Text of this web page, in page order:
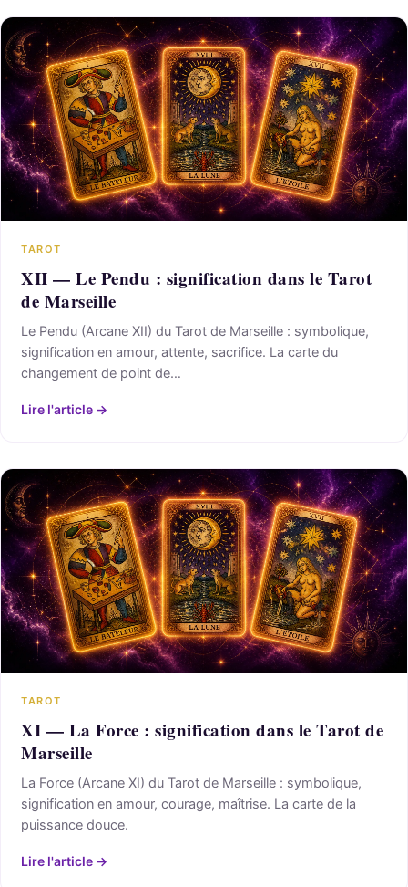
TAROT
XII — Le Pendu : signification dans le Tarot
de Marseille
Le Pendu (Arcane XII) du Tarot de Marseille : symbolique,
signification en amour, attente, sacrifice. La carte du
changement de point de…
Lire l'article →
TAROT
XI — La Force : signification dans le Tarot de
Marseille
La Force (Arcane XI) du Tarot de Marseille : symbolique,
signification en amour, courage, maîtrise. La carte de la
puissance douce.
Lire l'article →